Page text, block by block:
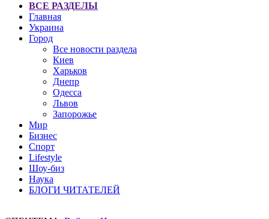
ВСЕ РАЗДЕЛЫ
Главная
Украина
Город
Все новости раздела
Киев
Харьков
Днепр
Одесса
Львов
Запорожье
Мир
Бизнес
Спорт
Lifestyle
Шоу-биз
Наука
БЛОГИ ЧИТАТЕЛЕЙ